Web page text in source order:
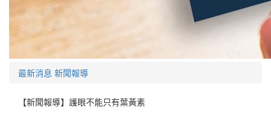
最新消息 新聞報導
【新聞報導】護眼不能只有葉黃素